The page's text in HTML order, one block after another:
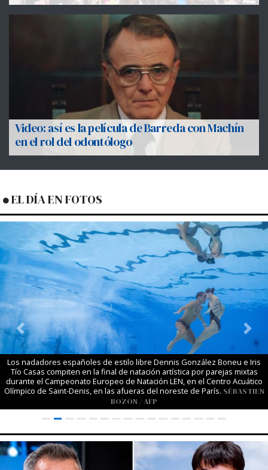
Video: así es la película de Barreda con Machín
en el rol del odontólogo
EL DÍA EN FOTOS
Los nadadores españoles de estilo libre Dennis González Boneu e Iris
Tío Casas compiten en la final de natación artística por parejas mixtas
durante el Campeonato Europeo de Natación LEN, en el Centro Acuático
Olímpico de Saint-Denis, en las afueras del noreste de París. SÉBASTIEN
BOZON / AFP
Previous Next